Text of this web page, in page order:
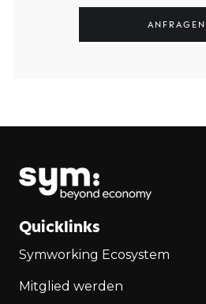
Quicklinks
Symworking Ecosystem
Mitglied werden